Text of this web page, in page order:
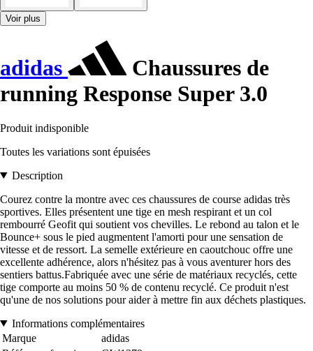
Voir plus
adidas
Chaussures de
running Response Super 3.0
Produit indisponible
Toutes les variations sont épuisées
Description
Courez contre la montre avec ces chaussures de course adidas très
sportives. Elles présentent une tige en mesh respirant et un col
rembourré Geofit qui soutient vos chevilles. Le rebond au talon et le
Bounce+ sous le pied augmentent l'amorti pour une sensation de
vitesse et de ressort. La semelle extérieure en caoutchouc offre une
excellente adhérence, alors n'hésitez pas à vous aventurer hors des
sentiers battus.Fabriquée avec une série de matériaux recyclés, cette
tige comporte au moins 50 % de contenu recyclé. Ce produit n'est
qu'une de nos solutions pour aider à mettre fin aux déchets plastiques.
Informations complémentaires
Marque
adidas